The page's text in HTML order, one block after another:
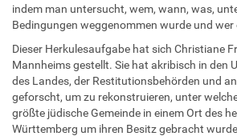
indem man untersucht, wem, wann, was,
Bedingungen weggenommen wurde und
Dieser Herkulesaufgabe hat sich Christiane
Mannheims gestellt. Sie hat akribisch in den
des Landes, der Restitutionsbehörden und
geforscht, um zu rekonstruieren, unter
größte jüdische Gemeinde in einem Ort des
Württemberg um ihren Besitz gebracht